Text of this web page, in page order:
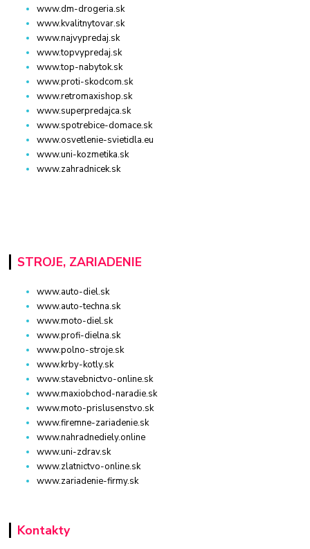
www.dm-drogeria.sk
www.kvalitnytovar.sk
www.najvypredaj.sk
www.topvypredaj.sk
www.top-nabytok.sk
www.proti-skodcom.sk
www.retromaxishop.sk
www.superpredajca.sk
www.spotrebice-domace.sk
www.osvetlenie-svietidla.eu
www.uni-kozmetika.sk
www.zahradnicek.sk
STROJE, ZARIADENIE
www.auto-diel.sk
www.auto-techna.sk
www.moto-diel.sk
www.profi-dielna.sk
www.polno-stroje.sk
www.krby-kotly.sk
www.stavebnictvo-online.sk
www.maxiobchod-naradie.sk
www.moto-prislusenstvo.sk
www.firemne-zariadenie.sk
www.nahradnediely.online
www.uni-zdrav.sk
www.zlatnictvo-online.sk
www.zariadenie-firmy.sk
Kontakty